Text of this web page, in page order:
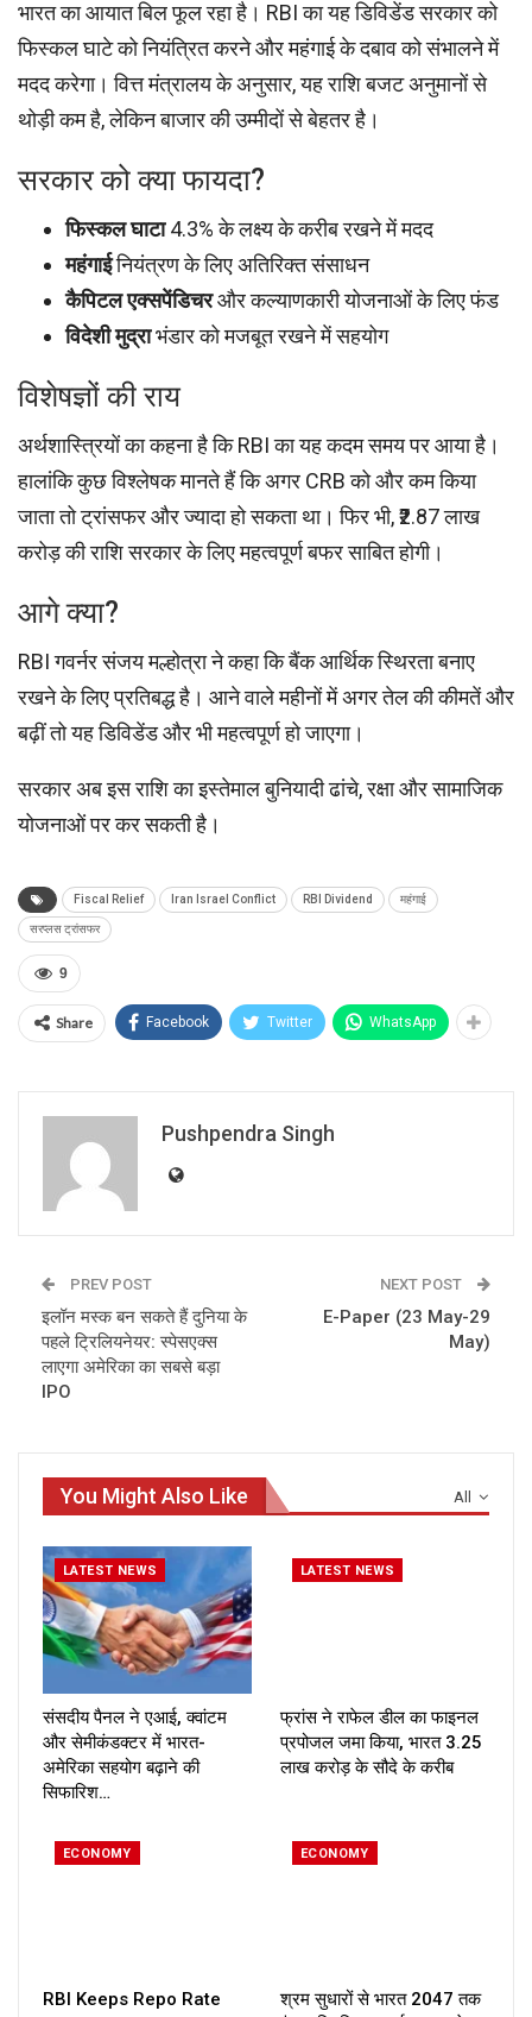
भारत का आयात बिल फूल रहा है। RBI का यह डिविडेंड सरकार को
फिस्कल घाटे को नियंत्रित करने और महंगाई के दबाव को संभालने में
मदद करेगा। वित्त मंत्रालय के अनुसार, यह राशि बजट अनुमानों से
थोड़ी कम है, लेकिन बाजार की उम्मीदों से बेहतर है।
सरकार को क्या फायदा?
फिस्कल घाटा4.3% के लक्ष्य के करीब रखने में मदद
महंगाईनियंत्रण के लिए अतिरिक्त संसाधन
कैपिटल एक्सपेंडिचरऔर कल्याणकारी योजनाओं के लिए फंड
विदेशी मुद्राभंडार को मजबूत रखने में सहयोग
विशेषज्ञों की राय
अर्थशास्त्रियों का कहना है कि RBI का यह कदम समय पर आया है।
हालांकि कुछ विश्लेषक मानते हैं कि अगर CRB को और कम किया
जाता तो ट्रांसफर और ज्यादा हो सकता था। फिर भी, ₹2.87 लाख
करोड़ की राशि सरकार के लिए महत्वपूर्ण बफर साबित होगी।
आगे क्या?
RBI गवर्नर संजय मल्होत्रा ने कहा कि बैंक आर्थिक स्थिरता बनाए
रखने के लिए प्रतिबद्ध है। आने वाले महीनों में अगर तेल की कीमतें और
बढ़ीं तो यह डिविडेंड और भी महत्वपूर्ण हो जाएगा।
सरकार अब इस राशि का इस्तेमाल बुनियादी ढांचे, रक्षा और सामाजिक
योजनाओं पर कर सकती है।
Fiscal Relief Iran Israel Conflict RBI Dividend महंगाई
सरप्लस ट्रांसफर
9
Share Facebook Twitter WhatsApp
Pushpendra Singh
PREV POST
इलॉन मस्क बन सकते हैं दुनिया के
पहले ट्रिलियनेयर: स्पेसएक्स
लाएगा अमेरिका का सबसे बड़ा
IPO
NEXT POST
E-Paper (23 May-29
May)
All
You Might Also Like
LATEST NEWS
संसदीय पैनल ने एआई, क्वांटम
और सेमीकंडक्टर में भारत-
अमेरिका सहयोग बढ़ाने की
सिफारिश…
LATEST NEWS
फ्रांस ने राफेल डील का फाइनल
प्रपोजल जमा किया, भारत ₹3.25
लाख करोड़ के सौदे के करीब
ECONOMY
RBI Keeps Repo Rate
ECONOMY
श्रम सुधारों से भारत 2047 तक